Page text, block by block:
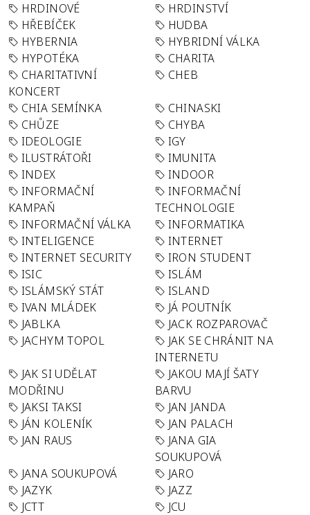
HRDINOVÉ
HRDINSTVÍ
HŘEBÍČEK
HUDBA
HYBERNIA
HYBRIDNÍ VÁLKA
HYPOTÉKA
CHARITA
CHARITATIVNÍ
KONCERT
CHEB
CHIA SEMÍNKA
CHINASKI
CHŮZE
CHYBA
IDEOLOGIE
IGY
ILUSTRÁTOŘI
IMUNITA
INDEX
INDOOR
INFORMAČNÍ
KAMPAŇ
INFORMAČNÍ
TECHNOLOGIE
INFORMAČNÍ VÁLKA
INFORMATIKA
INTELIGENCE
INTERNET
INTERNET SECURITY
IRON STUDENT
ISIC
ISLÁM
ISLÁMSKÝ STÁT
ISLAND
IVAN MLÁDEK
JÁ POUTNÍK
JABLKA
JACK ROZPAROVAČ
JACHYM TOPOL
JAK SE CHRÁNIT NA
INTERNETU
JAK SI UDĚLAT
MODŘINU
JAKOU MAJÍ ŠATY
BARVU
JAKSI TAKSI
JAN JANDA
JÁN KOLENÍK
JAN PALACH
JAN RAUS
JANA GIA
SOUKUPOVÁ
JANA SOUKUPOVÁ
JARO
JAZYK
JAZZ
JCTT
JCU